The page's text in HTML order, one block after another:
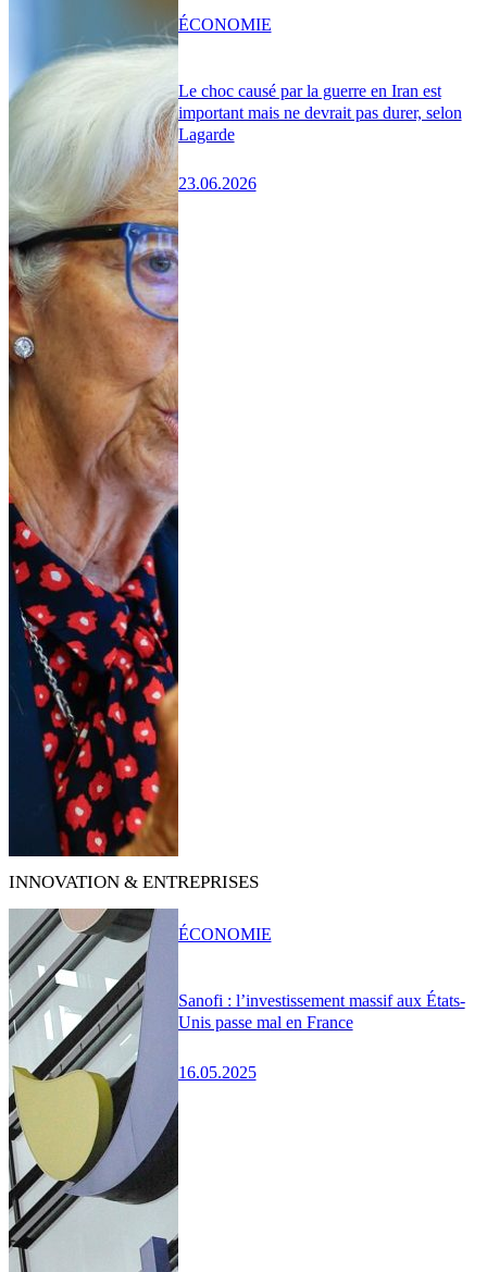
Le choc causé par la guerre en Iran est
important mais ne devrait pas durer, selon
Lagarde
23.06.2026
ÉCONOMIE
INNOVATION & ENTREPRISES
Sanofi : l’investissement massif aux États-
Unis passe mal en France
16.05.2025
ÉCONOMIE